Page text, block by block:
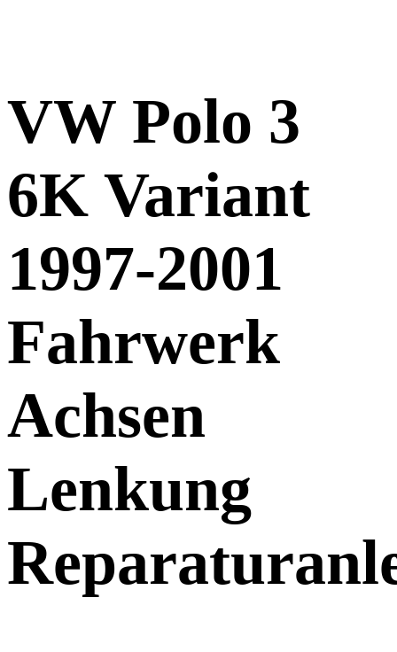
VW Polo 3
6K Variant
1997-2001
Fahrwerk
Achsen
Lenkung